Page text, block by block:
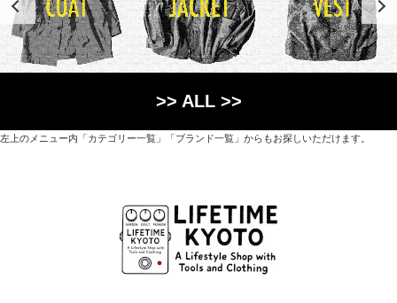
>> ALL >>
左上のメニュー内「カテゴリー一覧」「ブランド一覧」からもお探しいただけます。
オリジナルを含むファッションアイテムが中心の
京都・紫野にあるライフスタイルショップです。
京都府京都市北区紫野上築山町21（1階と2階）